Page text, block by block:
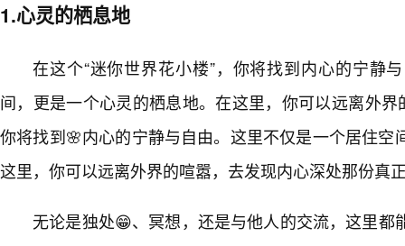
1.心灵的栖息地
在这个“迷你世界花小楼”，你将找到内心的宁静
间，更是一个心灵的栖息地。在这里，你可以远离外
你将找到🌸内心的宁静与自由。这里不仅是一个居住空
这里，你可以远离外界的喧嚣，去发现内心深处那份真
无论是独处😁、冥想，还是与他人的交流，这里都